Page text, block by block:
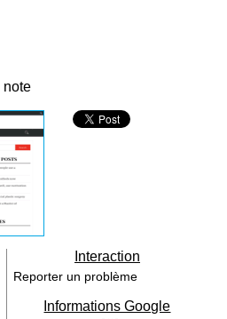
note
Interaction
Reporter un problème
Informations Google